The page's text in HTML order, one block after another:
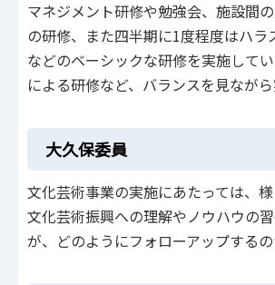
マネジメント研修や勉強会、施設間
の研修、また四半期に1度程度はハラ
などのベーシックな研修を実施して
による研修など、バランスを見ながら
大久保委員
文化芸術事業の実施にあたっては、
文化芸術振興への理解やノウハウの
が、どのようにフォローアップするの